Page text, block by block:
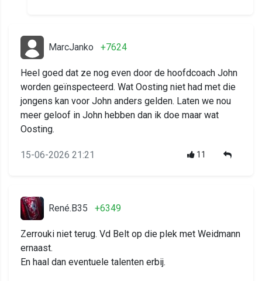
MarcJanko +7624
Heel goed dat ze nog even door de hoofdcoach John
worden geïnspecteerd. Wat Oosting niet had met die
jongens kan voor John anders gelden. Laten we nou
meer geloof in John hebben dan ik doe maar wat
Oosting.
15-06-2026 21:21 11
René.B35 +6349
Zerrouki niet terug. Vd Belt op die plek met Weidmann
ernaast.
En haal dan eventuele talenten erbij.